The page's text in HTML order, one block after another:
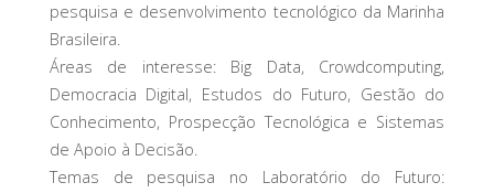
pesquisa e desenvolvimento tecnológico da Marinha
Brasileira.
Áreas de interesse: Big Data, Crowdcomputing,
Democracia Digital, Estudos do Futuro, Gestão do
Conhecimento, Prospecção Tecnológica e Sistemas
de Apoio à Decisão.
Temas de pesquisa no Laboratório do Futuro: